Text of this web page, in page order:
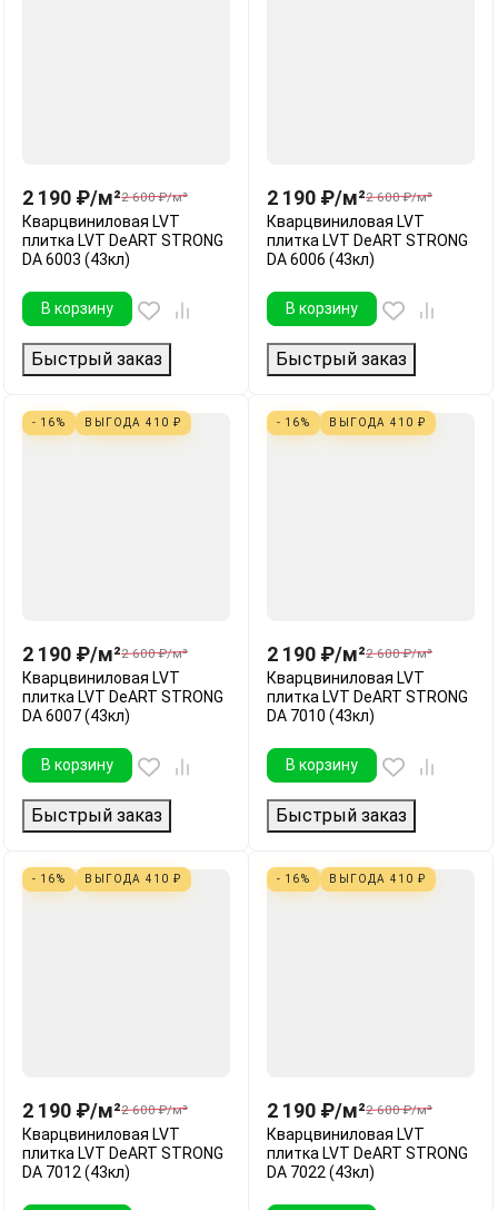
2 190 ₽/м²2 600 ₽/м²
Кварцвиниловая LVT
плитка LVT DeART STRONG
DA 6003 (43кл)
В корзину
Быстрый заказ
2 190 ₽/м²2 600 ₽/м²
Кварцвиниловая LVT
плитка LVT DeART STRONG
DA 6006 (43кл)
В корзину
Быстрый заказ
- 16% ВЫГОДА 410 ₽
2 190 ₽/м²2 600 ₽/м²
Кварцвиниловая LVT
плитка LVT DeART STRONG
DA 6007 (43кл)
В корзину
Быстрый заказ
- 16% ВЫГОДА 410 ₽
2 190 ₽/м²2 600 ₽/м²
Кварцвиниловая LVT
плитка LVT DeART STRONG
DA 7010 (43кл)
В корзину
Быстрый заказ
- 16% ВЫГОДА 410 ₽
2 190 ₽/м²2 600 ₽/м²
Кварцвиниловая LVT
плитка LVT DeART STRONG
DA 7012 (43кл)
- 16% ВЫГОДА 410 ₽
2 190 ₽/м²2 600 ₽/м²
Кварцвиниловая LVT
плитка LVT DeART STRONG
DA 7022 (43кл)